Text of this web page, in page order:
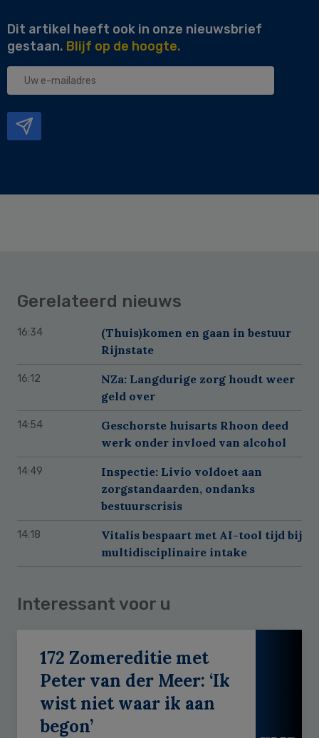
Dit artikel heeft ook in onze nieuwsbrief
gestaan. Blijf op de hoogte.
Uw
Gerelateerd nieuws
16:34
(Thuis)komen en gaan in bestuur
Rijnstate
16:12
NZa: Langdurige zorg houdt weer
geld over
14:54
Geschorste huisarts Rhoon deed
werk onder invloed van alcohol
14:49
Inspectie: Livio voldoet aan
zorgstandaarden, ondanks
bestuurscrisis
14:18
Vitalis bespaart met AI-tool tijd bij
multidisciplinaire intake
Interessant voor u
172 Zomereditie met
Peter van der Meer: ‘Ik
wist niet waar ik aan
begon’